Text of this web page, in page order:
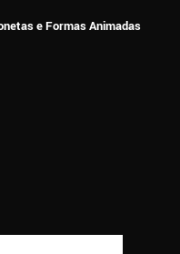
e Formas Animadas